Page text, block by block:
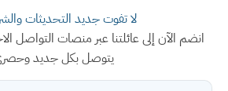
لا تفوت جديد التحديثات
انضم الآن إلى عائلتنا عبر منصات التواصل
يتوصل بكل جديد